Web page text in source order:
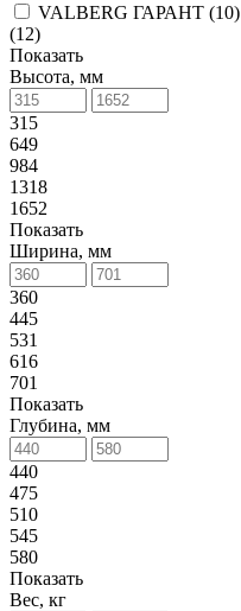
VALBERG ГАРАНТ (10)
(12)
Показать
Высота, мм
315
649
984
1318
1652
Показать
Ширина, мм
360
445
531
616
701
Показать
Глубина, мм
440
475
510
545
580
Показать
Вес, кг